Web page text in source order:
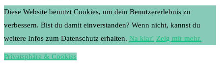
Diese Website benutzt Cookies, um dein Benutzererlebnis zu
verbessern. Bist du damit einverstanden? Wenn nicht, kannst du
weitere Infos zum Datenschutz erhalten. Na klar! Zeig mir mehr.
Privatsphäre & Cookies